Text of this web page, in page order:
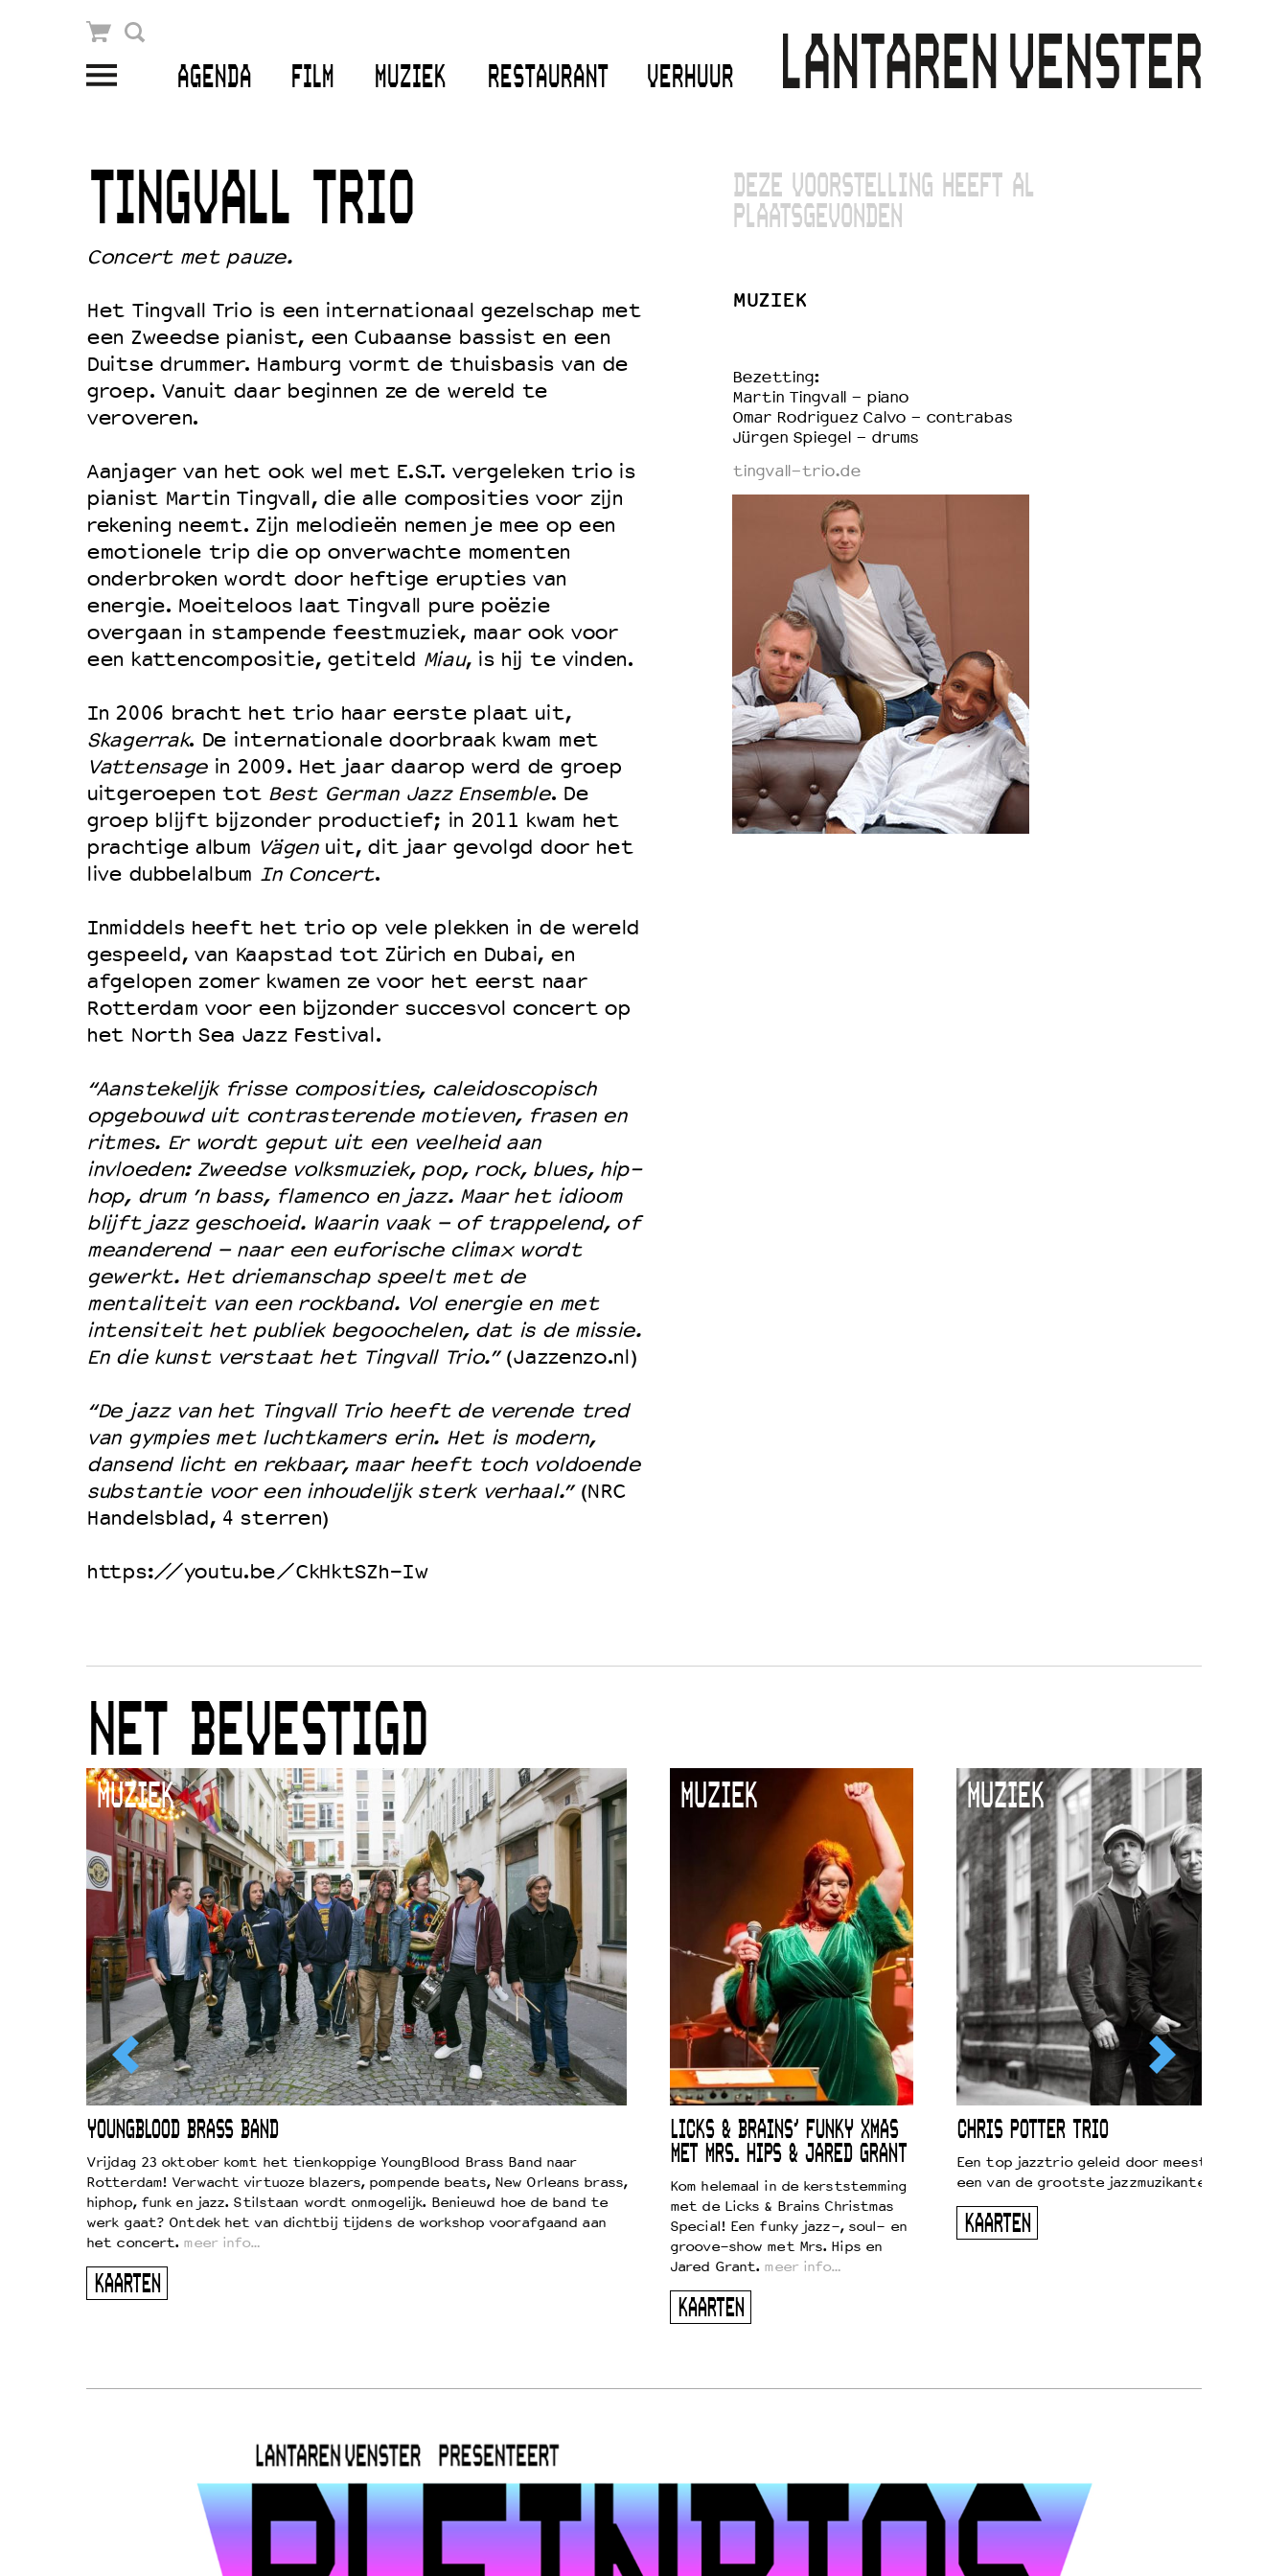
AGENDA FILM MUZIEK RESTAURANT VERHUUR
Winkelmandje
Openingstijden & contact
Bereikbaarheid
EDUCATIE
Schoolvoorstellingen
Filmprogramma’s Primair Onderwijs
Filmprogramma’s VO/MBO
Speciale educatieprogramma’s
OVER LANTARENVENSTER
Wat we doen
Werken bij
Wie is wie
Historie
Partners
Huisregels
Privacyverklaring
Integriteits- en gedragscode
Duurzaamheid
Culturele boycot Israël
Ruimte voor artistieke vrijheid – VNPF
TINGVALL TRIO
Concert met pauze.
Het Tingvall Trio is een internationaal gezelschap met
een Zweedse pianist, een Cubaanse bassist en een
Duitse drummer. Hamburg vormt de thuisbasis van de
groep. Vanuit daar beginnen ze de wereld te
veroveren.
Aanjager van het ook wel met E.S.T. vergeleken trio is
pianist Martin Tingvall, die alle composities voor zijn
rekening neemt. Zijn melodieën nemen je mee op een
emotionele trip die op onverwachte momenten
onderbroken wordt door heftige erupties van
energie. Moeiteloos laat Tingvall pure poëzie
overgaan in stampende feestmuziek, maar ook voor
een kattencompositie, getiteld Miau, is hij te vinden.
In 2006 bracht het trio haar eerste plaat uit,
Skagerrak. De internationale doorbraak kwam met
Vattensagein 2009. Het jaar daarop werd de groep
uitgeroepen tot Best German Jazz Ensemble. De
groep blijft bijzonder productief; in 2011 kwam het
prachtige album Vägenuit, dit jaar gevolgd door het
live dubbelalbum In Concert.
Inmiddels heeft het trio op vele plekken in de wereld
gespeeld, van Kaapstad tot Zürich en Dubai, en
afgelopen zomer kwamen ze voor het eerst naar
Rotterdam voor een bijzonder succesvol concert op
het North Sea Jazz Festival.
“Aanstekelijk frisse composities, caleidoscopisch
opgebouwd uit contrasterende motieven, frasen en
ritmes. Er wordt geput uit een veelheid aan
invloeden: Zweedse volksmuziek, pop, rock, blues, hip-
hop, drum ’n bass, flamenco en jazz. Maar het idioom
blijft jazz geschoeid. Waarin vaak – of trappelend, of
meanderend – naar een euforische climax wordt
gewerkt. Het driemanschap speelt met de
mentaliteit van een rockband. Vol energie en met
intensiteit het publiek begoochelen, dat is de missie.
En die kunst verstaat het Tingvall Trio.”(Jazzenzo.nl)
“De jazz van het Tingvall Trio heeft de verende tred
van gympies met luchtkamers erin. Het is modern,
dansend licht en rekbaar, maar heeft toch voldoende
substantie voor een inhoudelijk sterk verhaal.”(NRC
Handelsblad, 4 sterren)
https://youtu.be/CkHktSZh-Iw
DEZE VOORSTELLING HEEFT AL
PLAATSGEVONDEN
MUZIEK
Bezetting:
Martin Tingvall - piano
Omar Rodriguez Calvo - contrabas
Jürgen Spiegel - drums
tingvall-trio.de
NET BEVESTIGD
MUZIEK
YOUNGBLOOD BRASS BAND
Vrijdag 23 oktober komt het tienkoppige YoungBlood Brass Band naar
Rotterdam! Verwacht virtuoze blazers, pompende beats, New Orleans brass,
hiphop, funk en jazz. Stilstaan wordt onmogelijk. Benieuwd hoe de band te
werk gaat? Ontdek het van dichtbij tijdens de workshop voorafgaand aan
het concert. meer info…
KAARTEN
MUZIEK
LICKS & BRAINS’ FUNKY XMAS
MET MRS. HIPS & JARED GRANT
Kom helemaal in de kerststemming
met de Licks & Brains Christmas
Special! Een funky jazz-, soul- en
groove-show met Mrs. Hips en
Jared Grant. meer info…
KAARTEN
MUZIEK
CHRIS POTTER TRIO
Een top jazztrio geleid door
een van de grootste jazzmuzikanten van zijn
KAARTEN